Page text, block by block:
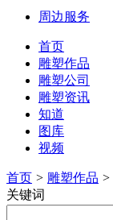
周边服务
首页
雕塑作品
雕塑公司
雕塑资讯
知道
图库
视频
首页 > 雕塑作品 >
关键词